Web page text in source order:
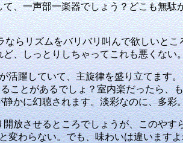
、一声部一楽器でしょう？どこも無駄
らリズムをバリバリ叫んで欲しいとこ
、しっとりしちゃってこれも悪くない
躍していて、主旋律を盛り立てます
ことがあるでしょ？室内楽だったら、
かに幻聴されます。淡彩なのに、多彩
放させるところでしょうが、このやす
変わらない。でも、味わいは違います